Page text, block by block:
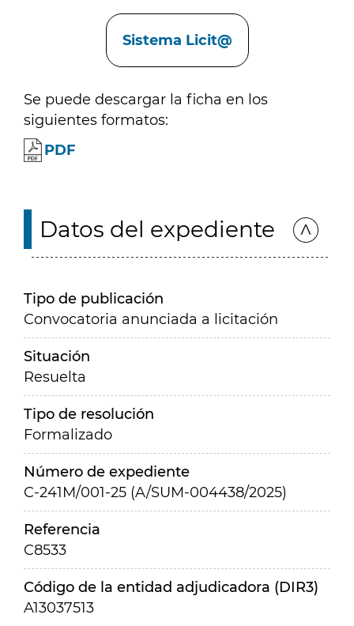
Sistema Licit@
Se puede descargar la ficha en los
siguientes formatos:
PDF
Datos del expediente
Tipo de publicación
Convocatoria anunciada a licitación
Situación
Resuelta
Tipo de resolución
Formalizado
Número de expediente
C-241M/001-25 (A/SUM-004438/2025)
Referencia
C8533
Código de la entidad adjudicadora (DIR3)
A13037513